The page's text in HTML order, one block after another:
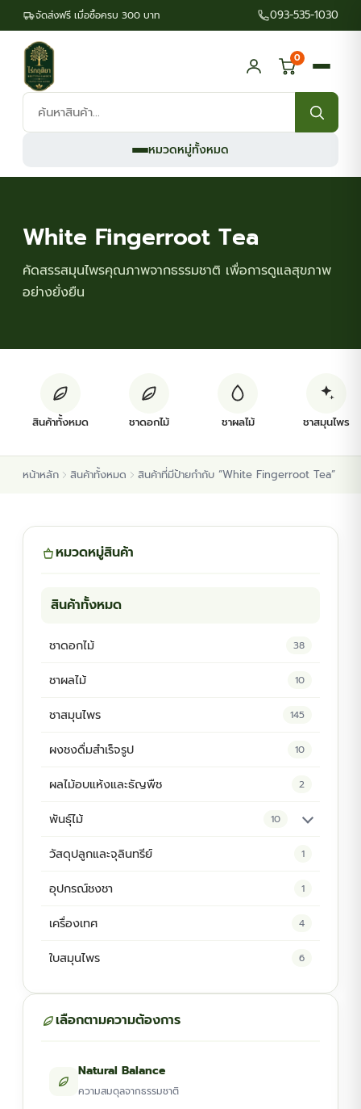
จัดส่งฟรี เมื่อซื้อครบ 300 บาท 093-535-1030
ค้นหา
สินค้า:
0
หมวดหมู่ทั้งหมด
ต้นพันธุ์สมุนไพร
ต้นพันธุ์ไม้ป่า
White Fingerroot Tea
คัดสรรสมุนไพรคุณภาพจากธรรมชาติ เพื่อการดูแลสุขภาพ
อย่างยั่งยืน
สินค้าทั้งหมด ชาดอกไม้ ชาผลไม้ ชาสมุนไพร
หน้าหลัก สินค้าทั้งหมด สินค้าที่มีป้ายกำกับ “White Fingerroot Tea”
หมวดหมู่สินค้า
สินค้าทั้งหมด
ชาดอกไม้ 38
ชาผลไม้ 10
ชาสมุนไพร 145
ผงชงดื่มสำเร็จรูป 10
ผลไม้อบแห้งและธัญพืช 2
พันธุ์ไม้ 10
ต้นพันธุ์สมุนไพร 5
วัสดุปลูกและจุลินทรีย์ 1
อุปกรณ์ชงชา 1
เครื่องเทศ 4
ใบสมุนไพร 6
เลือกตามความต้องการ
Natural Balance
ความสมดุลจากธรรมชาติ